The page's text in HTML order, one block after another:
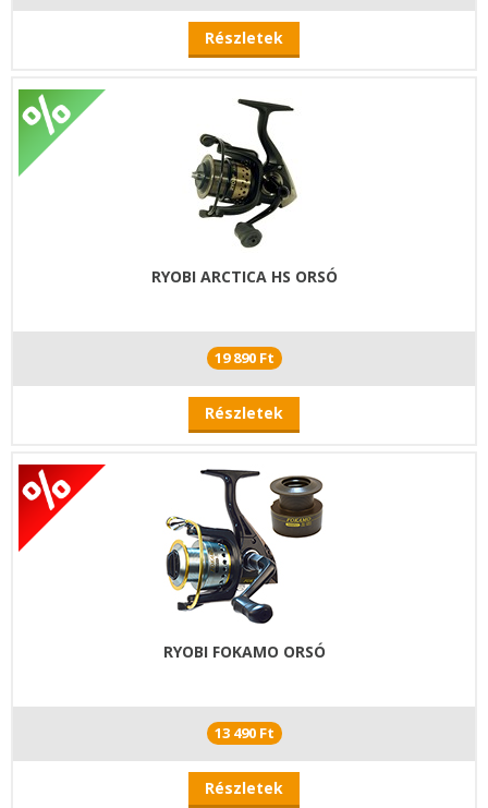
Részletek
RYOBI ARCTICA HS ORSÓ
19 890 Ft
Részletek
RYOBI FOKAMO ORSÓ
13 490 Ft
Részletek